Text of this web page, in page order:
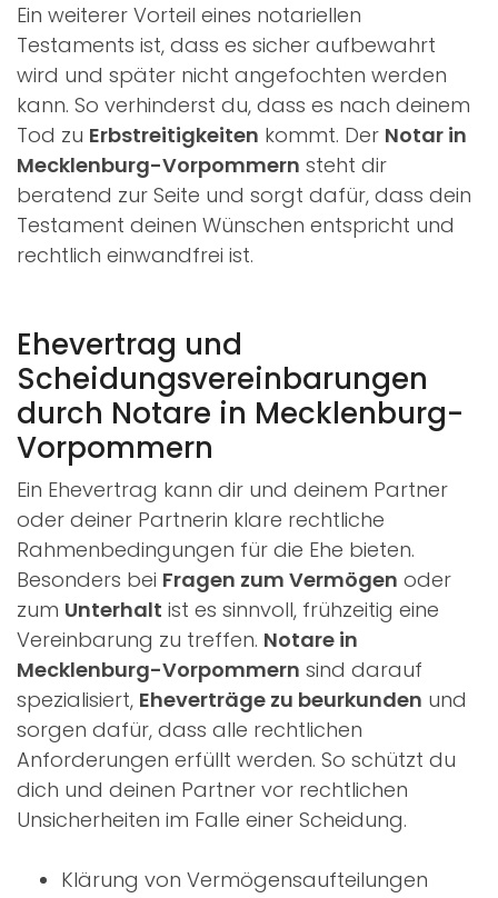
Ein weiterer Vorteil eines notariellen
Testaments ist, dass es sicher aufbewahrt
wird und später nicht angefochten werden
kann. So verhinderst du, dass es nach deinem
Tod zu Erbstreitigkeiten kommt. Der Notar in
Mecklenburg-Vorpommern steht dir
beratend zur Seite und sorgt dafür, dass dein
Testament deinen Wünschen entspricht und
rechtlich einwandfrei ist.
Ehevertrag und
Scheidungsvereinbarungen
durch Notare in Mecklenburg-
Vorpommern
Ein Ehevertrag kann dir und deinem Partner
oder deiner Partnerin klare rechtliche
Rahmenbedingungen für die Ehe bieten.
Besonders bei Fragen zum Vermögen oder
zum Unterhalt ist es sinnvoll, frühzeitig eine
Vereinbarung zu treffen. Notare in
Mecklenburg-Vorpommern sind darauf
spezialisiert, Eheverträge zu beurkunden und
sorgen dafür, dass alle rechtlichen
Anforderungen erfüllt werden. So schützt du
dich und deinen Partner vor rechtlichen
Unsicherheiten im Falle einer Scheidung.
Klärung von Vermögensaufteilungen